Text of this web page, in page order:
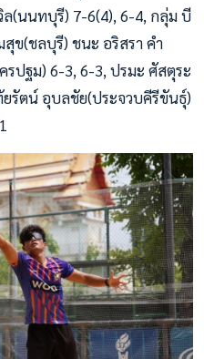
ล(นนทบุรี) 7-6(4), 6-4, กลุ่ม บี
ข(ชลบุรี) ชนะ อริสรา คำ
รปฐม) 6-3, 6-3, ปรมะ ศัสตุระ
รัตน์ อุบลชัย(ประจวบคีรีขันธุ์)